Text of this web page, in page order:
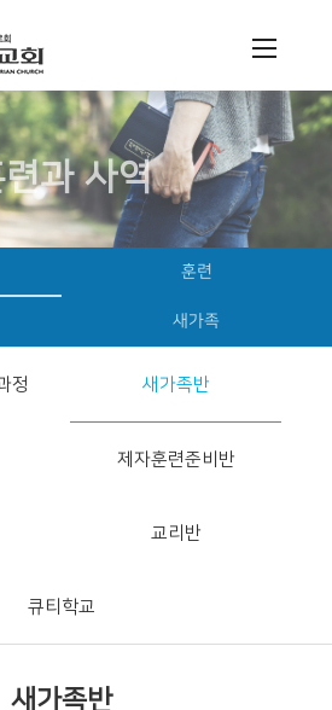
과 사역
훈련
새가족
정 새가족반
제자훈련준비반
교리반
큐티학교
새가족반